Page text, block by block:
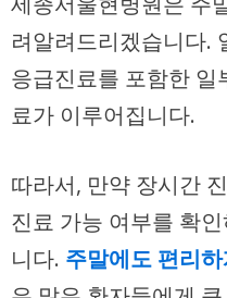
려알려드리겠습니다.
응급진료를 포함한 일
료가 이루어집니다.
따라서, 만약 장시간
진료 가능 여부를 확
니다. 주말에도 편리